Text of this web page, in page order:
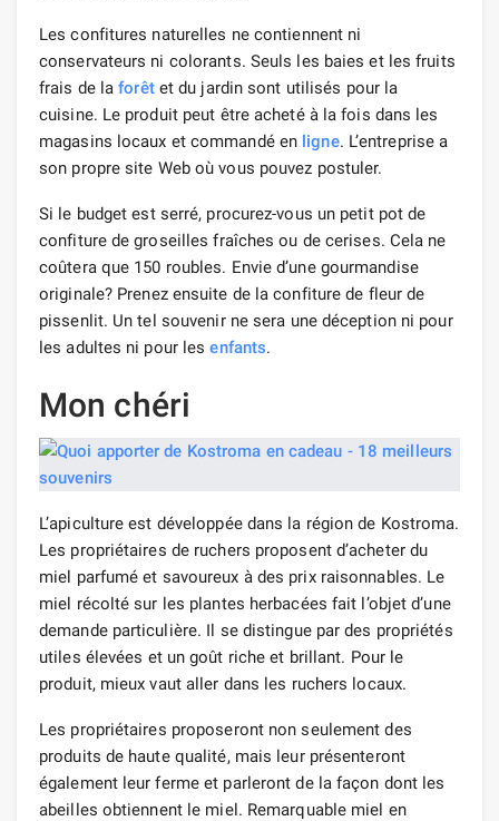
Les confitures naturelles ne contiennent ni
conservateurs ni colorants. Seuls les baies et les fruits
frais de laforêtet du jardin sont utilisés pour la
cuisine. Le produit peut être acheté à la fois dans les
magasins locaux et commandé en ligne. L’entreprise a
son propre site Web où vous pouvez postuler.
Si le budget est serré, procurez-vous un petit pot de
confiture de groseilles fraîches ou de cerises. Cela ne
coûtera que 150 roubles. Envie d’une gourmandise
originale? Prenez ensuite de la confiture de fleur de
pissenlit. Un tel souvenir ne sera une déception ni pour
les adultes ni pour lesenfants.
Mon chéri
L’apiculture est développée dans la région de Kostroma.
Les propriétaires de ruchers proposent d’acheter du
miel parfumé et savoureux à des prix raisonnables. Le
miel récolté sur les plantes herbacées fait l’objet d’une
demande particulière. Il se distingue par des propriétés
utiles élevées et un goût riche et brillant. Pour le
produit, mieux vaut aller dans les ruchers locaux.
Les propriétaires proposeront non seulement des
produits de haute qualité, mais leur présenteront
également leur ferme et parleront de la façon dont les
abeilles obtiennent le miel. Remarquable miel en